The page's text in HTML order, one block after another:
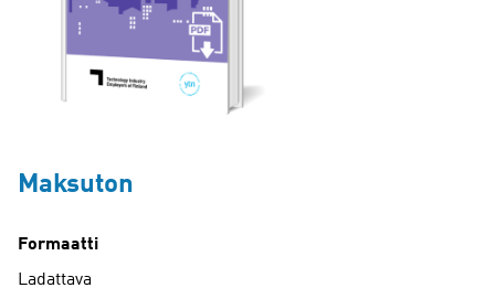
Maksuton
Formaatti
Ladattava